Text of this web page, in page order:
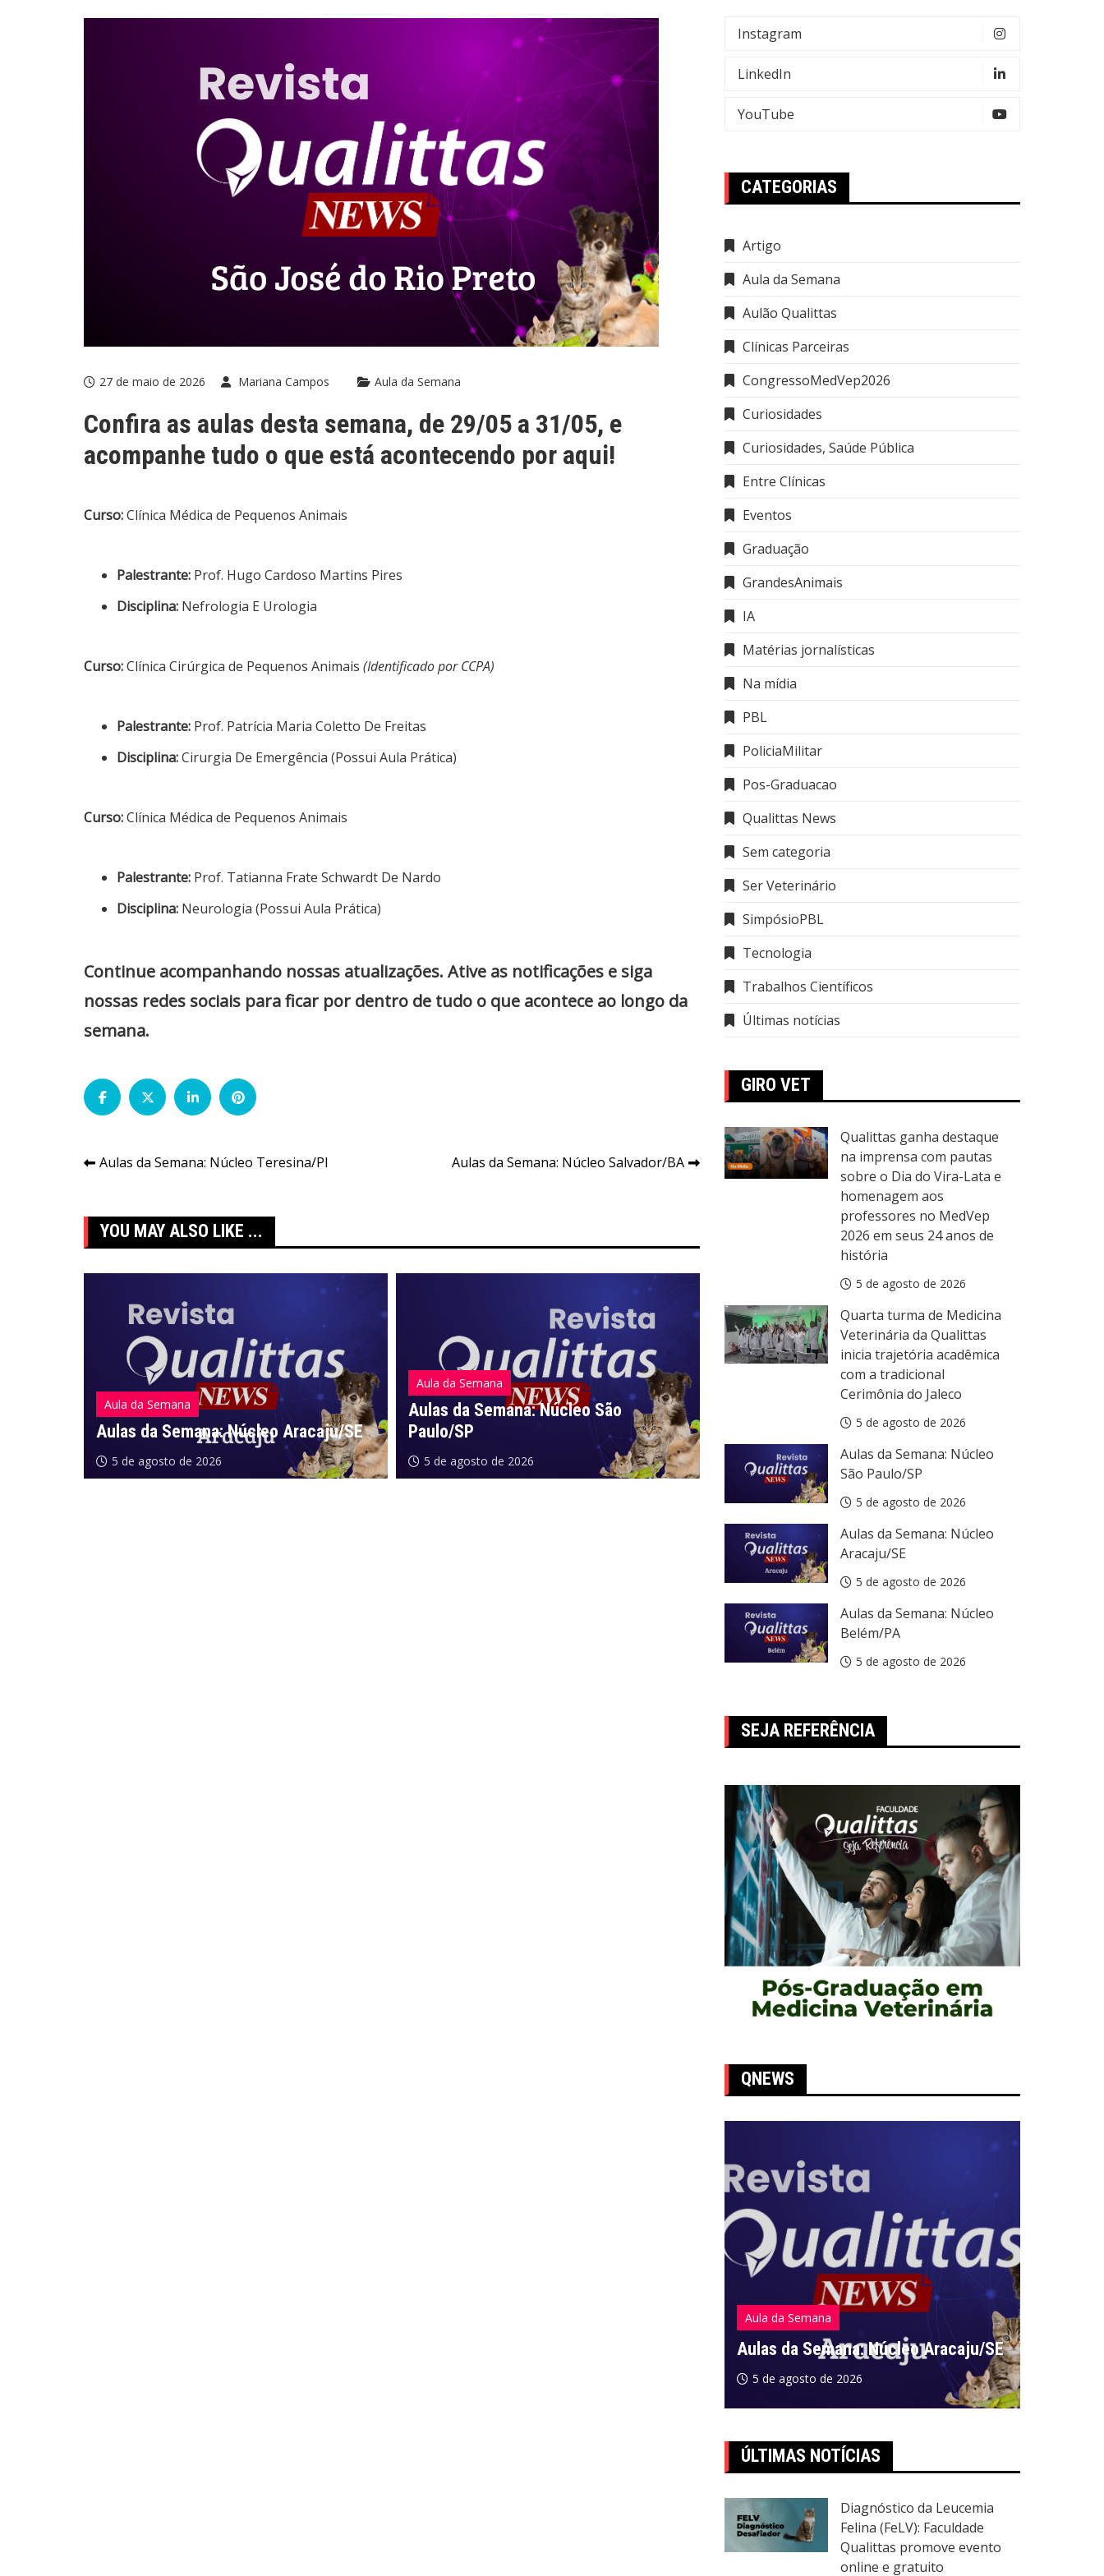
27 de maio de 2026 Mariana Campos Aula da Semana
Confira as aulas desta semana, de 29/05 a 31/05, e
acompanhe tudo o que está acontecendo por aqui!
Curso:Clínica Médica de Pequenos Animais
Palestrante: Prof. Hugo Cardoso Martins Pires
Disciplina: Nefrologia E Urologia
Curso:Clínica Cirúrgica de Pequenos Animais (Identificado por CCPA)
Palestrante: Prof. Patrícia Maria Coletto De Freitas
Disciplina:Cirurgia De Emergência (Possui Aula Prática)
Curso:Clínica Médica de Pequenos Animais
Palestrante: Prof. Tatianna Frate Schwardt De Nardo
Disciplina: Neurologia (Possui Aula Prática)
Continue acompanhando nossas atualizações. Ative as notificações e siga
nossas redes sociais para ficar por dentro de tudo o que acontece ao longo da
semana.
Navegação
Post
Aulas da Semana: Núcleo Teresina/PI Aulas da Semana: Núcleo Salvador/BA
YOU MAY ALSO LIKE ...
Aula da Semana
Aulas da Semana: Núcleo Aracaju/SE
5 de agosto de 2026
Aula da Semana
Aulas da Semana: Núcleo São
Paulo/SP
5 de agosto de 2026
Aulas da Semana: Núcleo Aracaju/SE
5 de agosto de 2026
Instagram
LinkedIn
YouTube
CATEGORIAS
Artigo
Aula da Semana
Aulão Qualittas
Clínicas Parceiras
CongressoMedVep2026
Curiosidades
Curiosidades, Saúde Pública
Entre Clínicas
Eventos
Graduação
GrandesAnimais
IA
Matérias jornalísticas
Na mídia
PBL
PoliciaMilitar
Pos-Graduacao
Qualittas News
Sem categoria
Ser Veterinário
SimpósioPBL
Tecnologia
Trabalhos Científicos
Últimas notícias
GIRO VET
Qualittas ganha destaque
na imprensa com pautas
sobre o Dia do Vira-Lata e
homenagem aos
professores no MedVep
2026 em seus 24 anos de
história
5 de agosto de 2026
Quarta turma de Medicina
Veterinária da Qualittas
inicia trajetória acadêmica
com a tradicional
Cerimônia do Jaleco
5 de agosto de 2026
Aulas da Semana: Núcleo
São Paulo/SP
5 de agosto de 2026
Aulas da Semana: Núcleo
Aracaju/SE
5 de agosto de 2026
Aulas da Semana: Núcleo
Belém/PA
5 de agosto de 2026
SEJA REFERÊNCIA
QNEWS
Aula da Semana
Aulas da Semana: Núcleo Aracaju/SE
5 de agosto de 2026
ÚLTIMAS NOTÍCIAS
Diagnóstico da Leucemia
Felina (FeLV): Faculdade
Qualittas promove evento
online e gratuito